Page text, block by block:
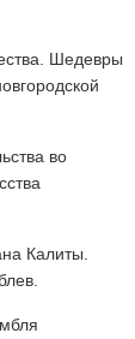
Шедевры
во
Калиты.